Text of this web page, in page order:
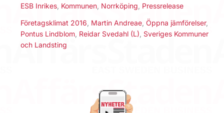
ESB Inrikes Kommunen Norrköping Pressrelease
Företagsklimat 2016 Martin Andreae Öppna jämförelser,
Pontus Lindblom Reidar Svedahl (L) Sveriges Kommuner
och Landsting